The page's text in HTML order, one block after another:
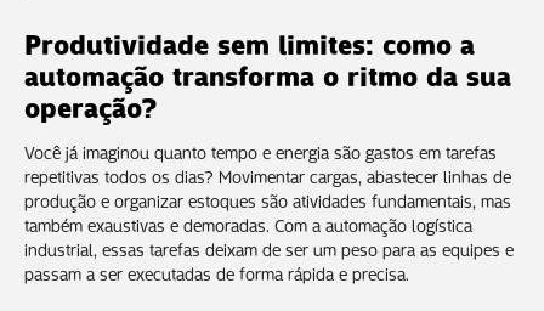
Produtividade sem limites: como a
automação transforma o ritmo da sua
operação?
Você já imaginou quanto tempo e energia são gastos em tarefas
repetitivas todos os dias? Movimentar cargas, abastecer linhas de
produção e organizar estoques são atividades fundamentais, mas
também exaustivas e demoradas. Com a automação logística
industrial, essas tarefas deixam de ser um peso para as equipes e
passam a ser executadas de forma rápida e precisa.